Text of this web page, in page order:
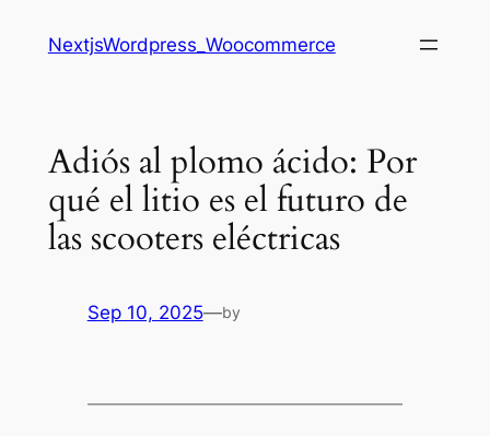
NextjsWordpress_Woocommerce
Adiós al plomo ácido: Por
qué el litio es el futuro de
las scooters eléctricas
Sep 10, 2025—by